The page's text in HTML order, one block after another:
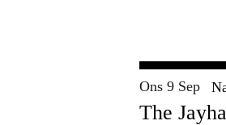
Ons 9 Sep
The